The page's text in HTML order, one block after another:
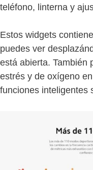
teléfono, linterna y
Estos widgets
puedes ver
está abierta. También
estrés y de oxígeno
funciones inteligentes